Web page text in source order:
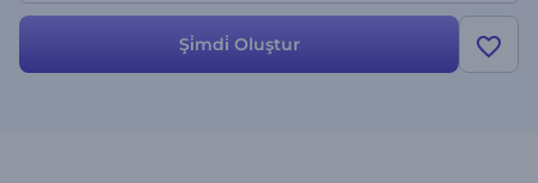
Şi̇mdi̇ Oluştur